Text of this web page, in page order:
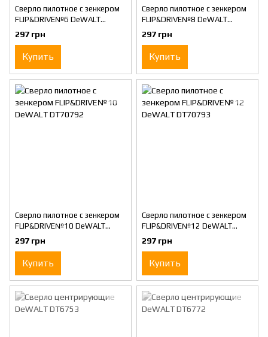
Сверло пилотное с зенкером
FLIP&DRIVE№6 DeWALT
DT70790
297 грн
Купить
Сверло пилотное с зенкером
FLIP&DRIVE№8 DeWALT
DT70791
297 грн
Купить
Сверло пилотное с зенкером
FLIP&DRIVE№10 DeWALT
DT70792
297 грн
Купить
Сверло пилотное с зенкером
FLIP&DRIVE№12 DeWALT
DT70793
297 грн
Купить